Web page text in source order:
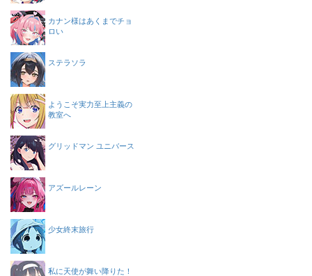
カナン様はあくまでチョ
ロい
ステラソラ
ようこそ実力至上主義の
教室へ
グリッドマン ユニバース
アズールレーン
少女終末旅行
私に天使が舞い降りた！